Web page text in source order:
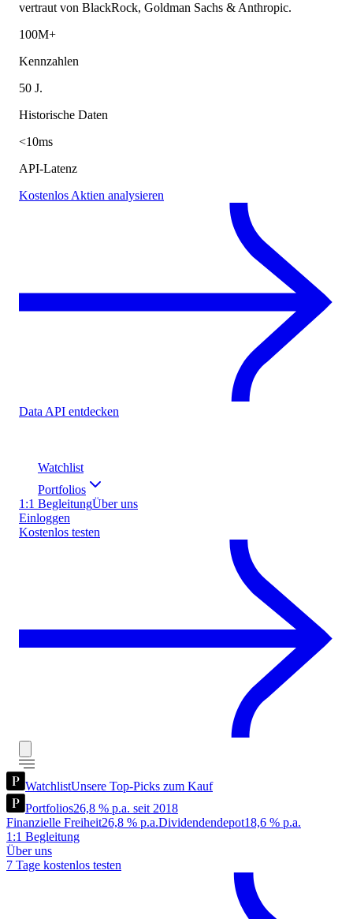
vertraut von BlackRock, Goldman Sachs & Anthropic.
100M+
Kennzahlen
50 J.
Historische Daten
<10ms
API-Latenz
Kostenlos Aktien analysieren
Data API entdecken
Watchlist
Portfolios
1:1 BegleitungÜber uns
Einloggen
Kostenlos testen
WatchlistUnsere Top-Picks zum Kauf
Portfolios26,8 % p.a. seit 2018
Finanzielle Freiheit26,8 % p.a.Dividendendepot18,6 % p.a.
1:1 Begleitung
Über uns
7 Tage kostenlos testen